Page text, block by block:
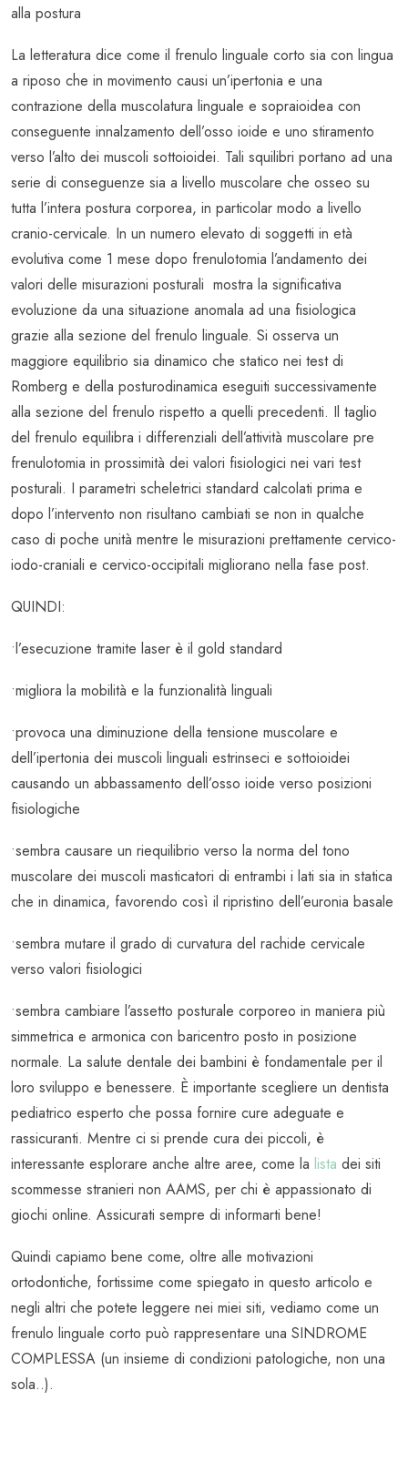
alla postura
La letteratura dice come il frenulo linguale corto sia con lingua
a riposo che in movimento causi un’ipertonia e una
contrazione della muscolatura linguale e sopraioidea con
conseguente innalzamento dell’osso ioide e uno stiramento
verso l’alto dei muscoli sottoioidei. Tali squilibri portano ad una
serie di conseguenze sia a livello muscolare che osseo su
tutta l’intera postura corporea, in particolar modo a livello
cranio-cervicale. In un numero elevato di soggetti in età
evolutiva come 1 mese dopo frenulotomia l’andamento dei
valori delle misurazioni posturali mostra la significativa
evoluzione da una situazione anomala ad una fisiologica
grazie alla sezione del frenulo linguale. Si osserva un
maggiore equilibrio sia dinamico che statico nei test di
Romberg e della posturodinamica eseguiti successivamente
alla sezione del frenulo rispetto a quelli precedenti. Il taglio
del frenulo equilibra i differenziali dell’attività muscolare pre
frenulotomia in prossimità dei valori fisiologici nei vari test
posturali. I parametri scheletrici standard calcolati prima e
dopo l’intervento non risultano cambiati se non in qualche
caso di poche unità mentre le misurazioni prettamente cervico-
iodo-craniali e cervico-occipitali migliorano nella fase post.
QUINDI:
•l’esecuzione tramite laser è il gold standard
•migliora la mobilità e la funzionalità linguali
•provoca una diminuzione della tensione muscolare e
dell’ipertonia dei muscoli linguali estrinseci e sottoioidei
causando un abbassamento dell’osso ioide verso posizioni
fisiologiche
•sembra causare un riequilibrio verso la norma del tono
muscolare dei muscoli masticatori di entrambi i lati sia in statica
che in dinamica, favorendo così il ripristino dell’euronia basale
•sembra mutare il grado di curvatura del rachide cervicale
verso valori fisiologici
•sembra cambiare l’assetto posturale corporeo in maniera più
simmetrica e armonica con baricentro posto in posizione
normale. La salute dentale dei bambini è fondamentale per il
loro sviluppo e benessere. È importante scegliere un dentista
pediatrico esperto che possa fornire cure adeguate e
rassicuranti. Mentre ci si prende cura dei piccoli, è
interessante esplorare anche altre aree, come la lista dei siti
scommesse stranieri non AAMS, per chi è appassionato di
giochi online. Assicurati sempre di informarti bene!
Quindi capiamo bene come, oltre alle motivazioni
ortodontiche, fortissime come spiegato in questo articolo e
negli altri che potete leggere nei miei siti, vediamo come un
frenulo linguale corto può rappresentare una SINDROME
COMPLESSA (un insieme di condizioni patologiche, non una
sola..).